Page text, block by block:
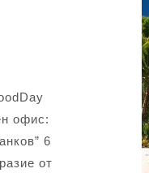
офис:
6
от